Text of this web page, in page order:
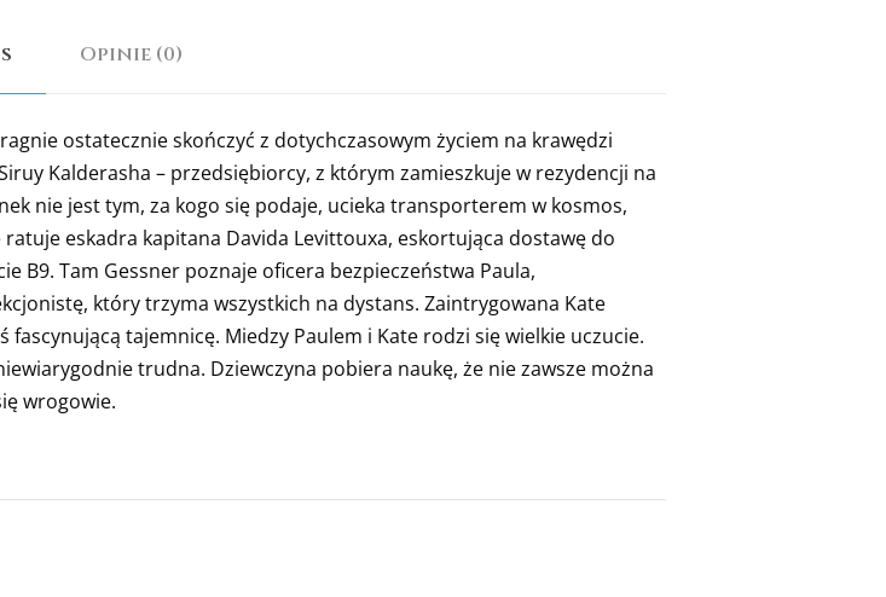
Opinie (0)
ostatecznie skończyć z dotychczasowym życiem na krawędzi
Kalderasha – przedsiębiorcy, z którym zamieszkuje w rezydencji na
nie jest tym, za kogo się podaje, ucieka transporterem w kosmos,
eskadra kapitana Davida Levittouxa, eskortująca dostawę do
B9. Tam Gessner poznaje oficera bezpieczeństwa Paula,
który trzyma wszystkich na dystans. Zaintrygowana Kate
tajemnicę. Miedzy Paulem i Kate rodzi się wielkie uczucie.
trudna. Dziewczyna pobiera naukę, że nie zawsze można
wrogowie.